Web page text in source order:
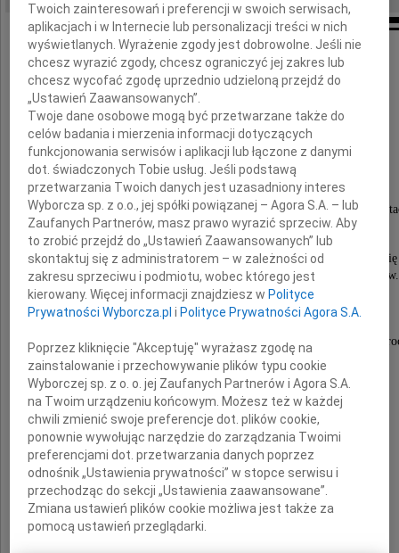
Z głębokim żalem zawiadamiamy,
że 3 sierpnia 2009 roku zmarła
Henryka Malicha
emerytowana pracownica Instytutu Konstrukcji i
Politechniki Wrocławskiej
Msza św. żałobna za duszę Zmarłej odbędzie się
w dniu 11 sierpnia 2009 roku o godz. 8.00 w kościele
przy ul. Grabiszyńskiej 103 we Wrocławiu.
o godzinie 12.00 na Cmentarzu Grabiszyńskim we
Wyrazy współczucia
Rodzinie
składają
?Rektor
Twoich zainteresowań i preferencji w swoich serwisach,
aplikacjach i w Internecie lub personalizacji treści w nich
wyświetlanych. Wyrażenie zgody jest dobrowolne. Jeśli nie
chcesz wyrazić zgody, chcesz ograniczyć jej zakres lub
chcesz wycofać zgodę uprzednio udzieloną przejdź do
„Ustawień Zaawansowanych”.
Twoje dane osobowe mogą być przetwarzane także do
celów badania i mierzenia informacji dotyczących
funkcjonowania serwisów i aplikacji lub łączone z danymi
dot. świadczonych Tobie usług. Jeśli podstawą
przetwarzania Twoich danych jest uzasadniony interes
Wyborcza sp. z o.o., jej spółki powiązanej – Agora S.A. – lub
Zaufanych Partnerów, masz prawo wyrazić sprzeciw. Aby
to zrobić przejdź do „Ustawień Zaawansowanych” lub
skontaktuj się z administratorem – w zależności od
zakresu sprzeciwu i podmiotu, wobec którego jest
kierowany. Więcej informacji znajdziesz w Polityce
Prywatności Wyborcza.pl i Polityce Prywatności Agora S.A.
Poprzez kliknięcie "Akceptuję" wyrażasz zgodę na
zainstalowanie i przechowywanie plików typu cookie
Wyborczej sp. z o. o. jej Zaufanych Partnerów i Agora S.A.
na Twoim urządzeniu końcowym. Możesz też w każdej
chwili zmienić swoje preferencje dot. plików cookie,
ponownie wywołując narzędzie do zarządzania Twoimi
preferencjami dot. przetwarzania danych poprzez
odnośnik „Ustawienia prywatności” w stopce serwisu i
przechodząc do sekcji „Ustawienia zaawansowane”.
Zmiana ustawień plików cookie możliwa jest także za
pomocą ustawień przeglądarki.